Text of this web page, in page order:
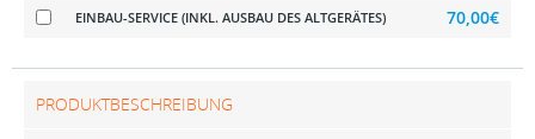
EINBAU-SERVICE (INKL. AUSBAU DES ALTGERÄTES) 70,00€
PRODUKTBESCHREIBUNG